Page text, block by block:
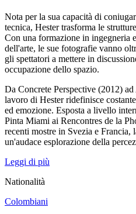
Nota per la sua capacità di
tecnica, Hester trasforma le
Con una formazione in ingegneria
dell'arte, le sue fotografie vanno
gli spettatori a mettere in
occupazione dello spazio.
Da Concrete Perspective (2012)
lavoro di Hester ridefinisce
ed emozione. Esposta a livello
Pinta Miami ai Rencontres de la
recenti mostre in Svezia e Francia,
un'audace esplorazione della
Leggi di più
Nationalità
Colombiani